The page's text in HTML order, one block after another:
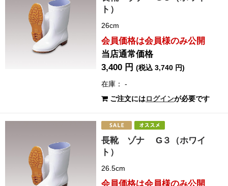
ト）
26cm
会員価格は会員様のみ公開
当店通常価格
3,400 円(税込 3,740 円)
在庫： -
ご注文にはログインが必要です
長靴 ゾナ G３（ホワイ
ト）
26.5cm
会員価格は会員様のみ公開